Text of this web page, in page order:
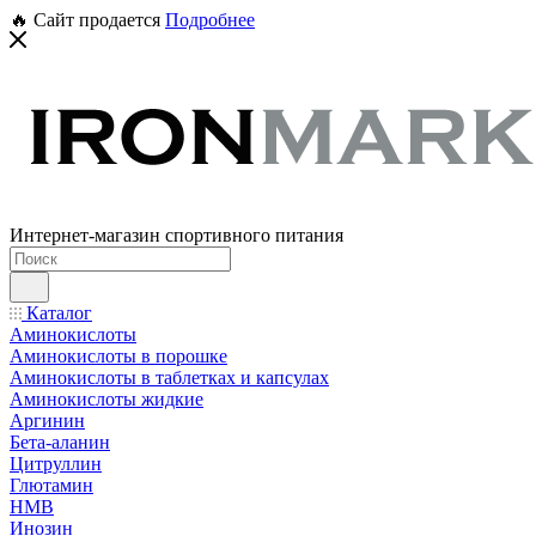
🔥 Сайт продается Подробнее
Интернет-магазин спортивного питания
Каталог
Аминокислоты
Аминокислоты в порошке
Аминокислоты в таблетках и капсулах
Аминокислоты жидкие
Аргинин
Бета-аланин
Цитруллин
Глютамин
HMB
Инозин